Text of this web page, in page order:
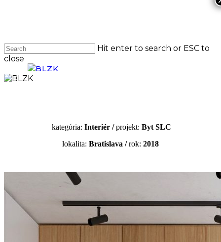
Hit enter to search or ESC to
close
Search
Menu
kategória: Interiér /projekt: Byt SLC
lokalita: Bratislava /rok: 2018